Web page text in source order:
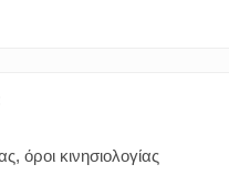
όροι κινησιολογίας